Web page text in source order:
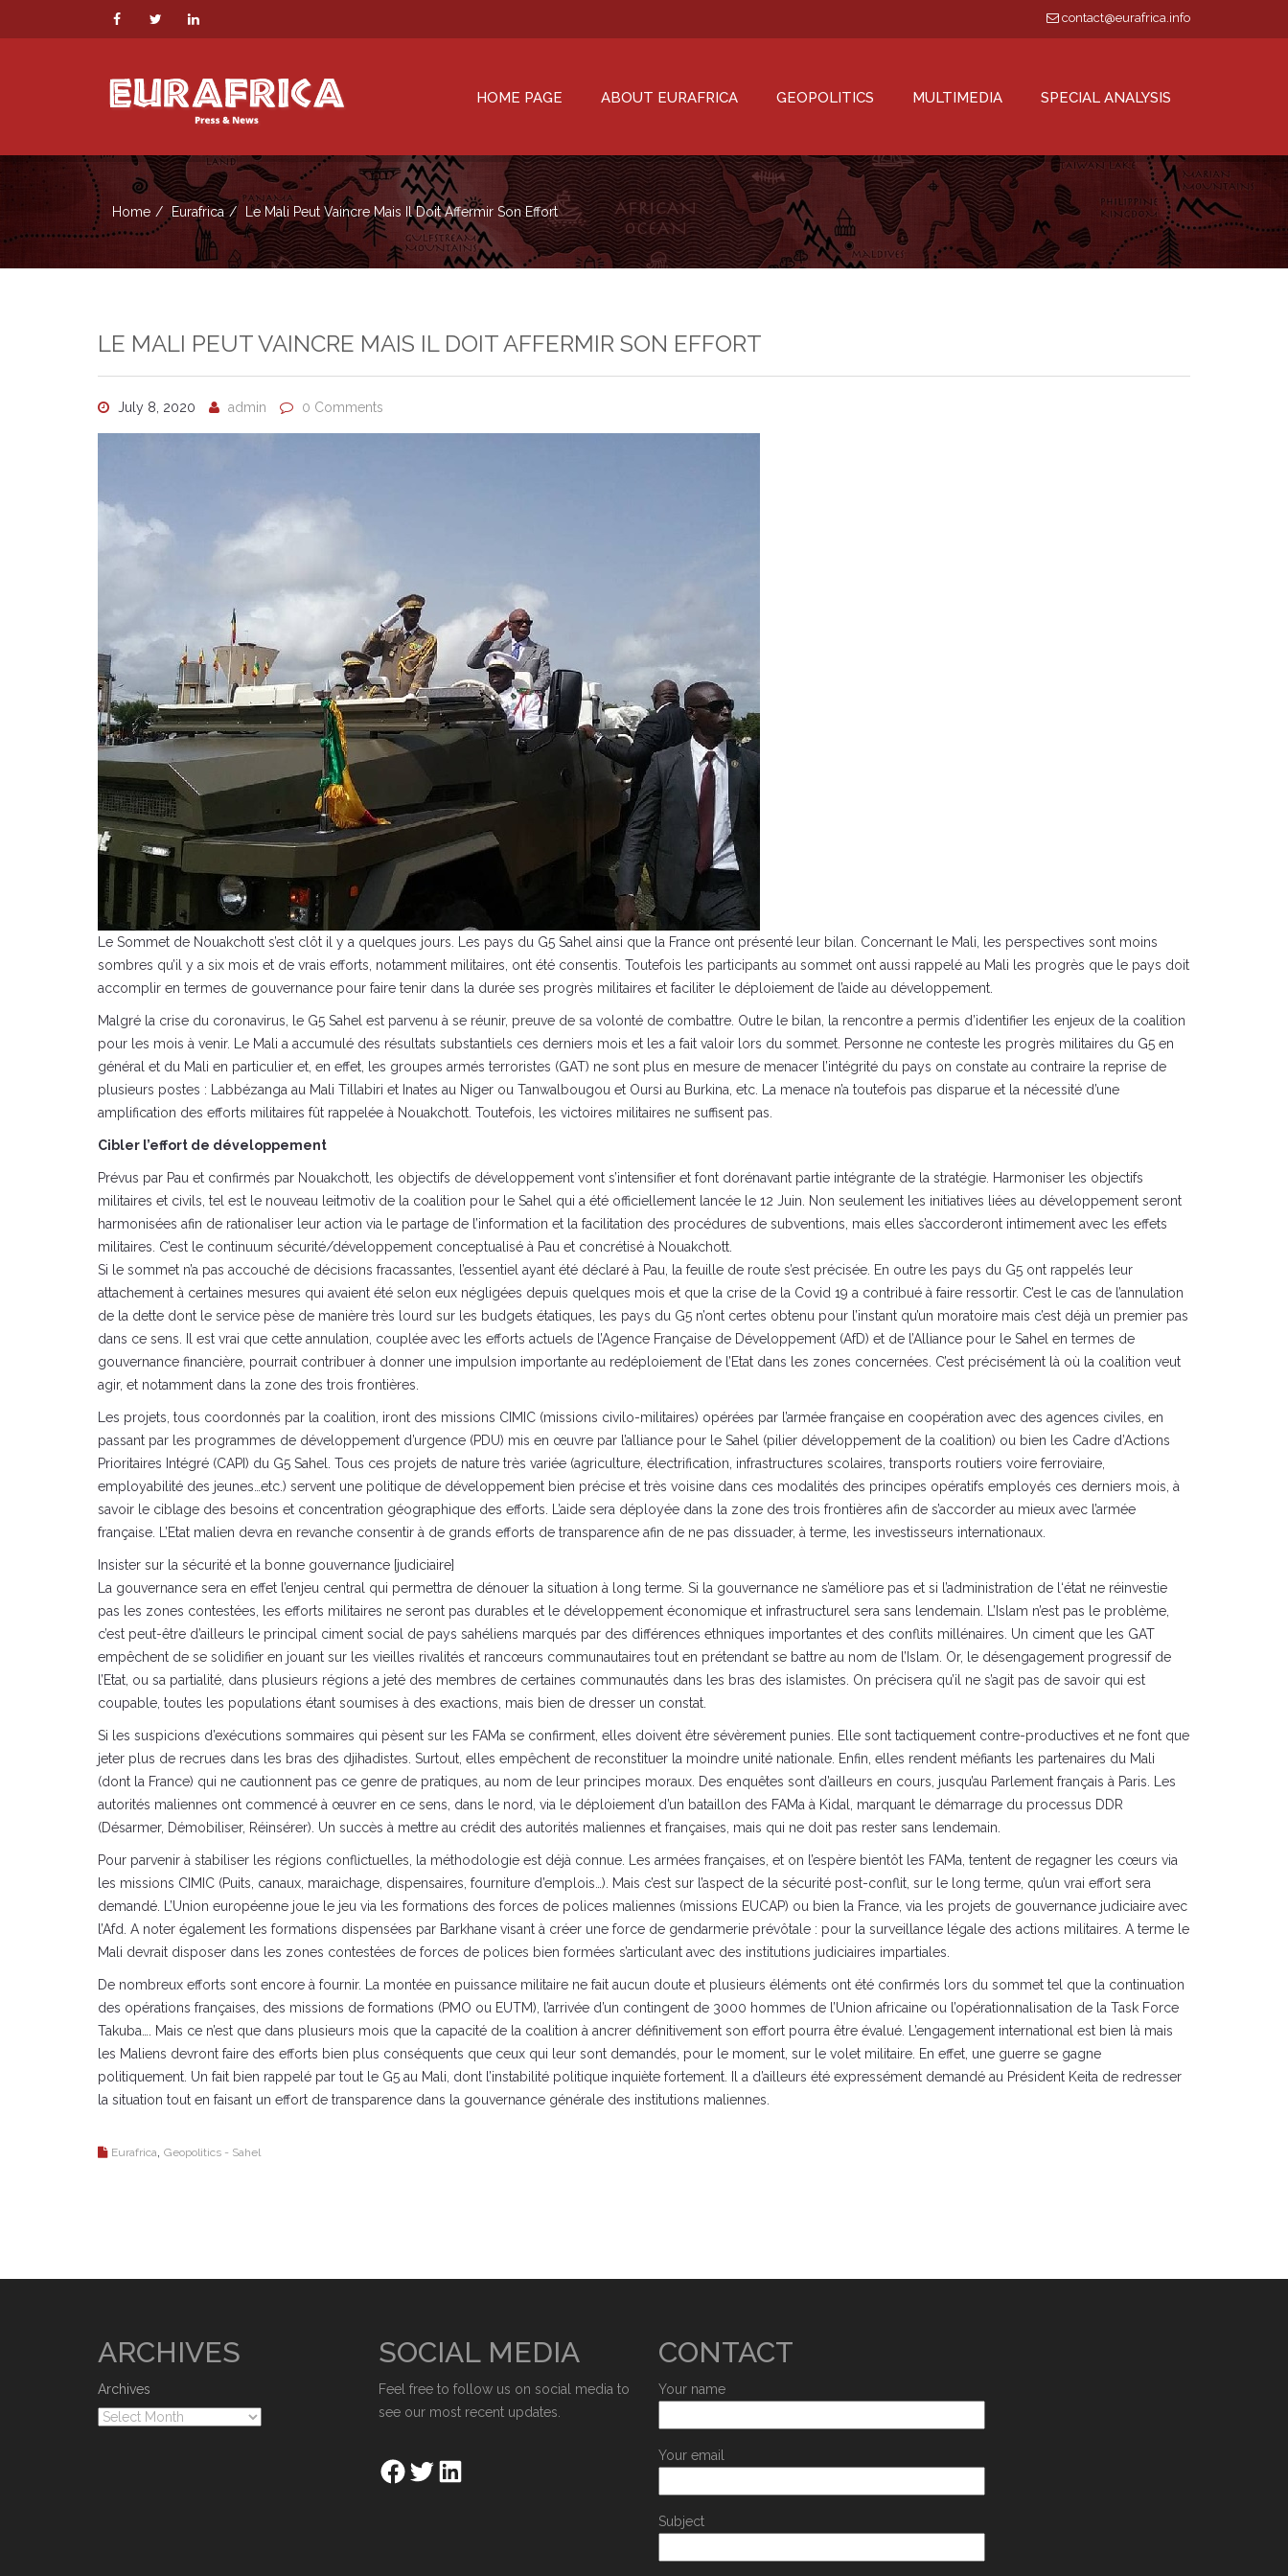
contact@eurafrica.info
HOME PAGE ABOUT EURAFRICA GEOPOLITICS MULTIMEDIA SPECIAL ANALYSIS
Home Eurafrica Le Mali Peut Vaincre Mais Il Doit Affermir Son Effort
LE MALI PEUT VAINCRE MAIS IL DOIT AFFERMIR SON EFFORT
July 8, 2020 admin 0 Comments
Le Sommet de Nouakchott s’est clôt il y a quelques jours. Les pays du G5 Sahel ainsi que la France ont présenté leur bilan. Concernant le Mali, les perspectives sont moins
sombres qu’il y a six mois et de vrais efforts, notamment militaires, ont été consentis. Toutefois les participants au sommet ont aussi rappelé au Mali les progrès que le pays doit
accomplir en termes de gouvernance pour faire tenir dans la durée ses progrès militaires et faciliter le déploiement de l’aide au développement.
Malgré la crise du coronavirus, le G5 Sahel est parvenu à se réunir, preuve de sa volonté de combattre. Outre le bilan, la rencontre a permis d’identifier les enjeux de la coalition
pour les mois à venir. Le Mali a accumulé des résultats substantiels ces derniers mois et les a fait valoir lors du sommet. Personne ne conteste les progrès militaires du G5 en
général et du Mali en particulier et, en effet, les groupes armés terroristes (GAT) ne sont plus en mesure de menacer l’intégrité du pays on constate au contraire la reprise de
plusieurs postes : Labbézanga au Mali Tillabiri et Inates au Niger ou Tanwalbougou et Oursi au Burkina, etc. La menace n’a toutefois pas disparue et la nécessité d’une
amplification des efforts militaires fût rappelée à Nouakchott. Toutefois, les victoires militaires ne suffisent pas.
Cibler l’effort de développement
Prévus par Pau et confirmés par Nouakchott, les objectifs de développement vont s’intensifier et font dorénavant partie intégrante de la stratégie. Harmoniser les objectifs
militaires et civils, tel est le nouveau leitmotiv de la coalition pour le Sahel qui a été officiellement lancée le 12 Juin. Non seulement les initiatives liées au développement seront
harmonisées afin de rationaliser leur action via le partage de l’information et la facilitation des procédures de subventions, mais elles s’accorderont intimement avec les effets
militaires. C’est le continuum sécurité/développement conceptualisé à Pau et concrétisé à Nouakchott.
Si le sommet n’a pas accouché de décisions fracassantes, l’essentiel ayant été déclaré à Pau, la feuille de route s’est précisée. En outre les pays du G5 ont rappelés leur
attachement à certaines mesures qui avaient été selon eux négligées depuis quelques mois et que la crise de la Covid 19 a contribué à faire ressortir. C’est le cas de l’annulation
de la dette dont le service pèse de manière très lourd sur les budgets étatiques, les pays du G5 n’ont certes obtenu pour l’instant qu’un moratoire mais c’est déjà un premier pas
dans ce sens. Il est vrai que cette annulation, couplée avec les efforts actuels de l’Agence Française de Développement (AfD) et de l’Alliance pour le Sahel en termes de
gouvernance financière, pourrait contribuer à donner une impulsion importante au redéploiement de l’Etat dans les zones concernées. C’est précisément là où la coalition veut
agir, et notamment dans la zone des trois frontières.
Les projets, tous coordonnés par la coalition, iront des missions CIMIC (missions civilo-militaires) opérées par l’armée française en coopération avec des agences civiles, en
passant par les programmes de développement d’urgence (PDU) mis en œuvre par l’alliance pour le Sahel (pilier développement de la coalition) ou bien les Cadre d’Actions
Prioritaires Intégré (CAPI) du G5 Sahel. Tous ces projets de nature très variée (agriculture, électrification, infrastructures scolaires, transports routiers voire ferroviaire,
employabilité des jeunes…etc.) servent une politique de développement bien précise et très voisine dans ces modalités des principes opératifs employés ces derniers mois, à
savoir le ciblage des besoins et concentration géographique des efforts. L’aide sera déployée dans la zone des trois frontières afin de s’accorder au mieux avec l’armée
française. L’Etat malien devra en revanche consentir à de grands efforts de transparence afin de ne pas dissuader, à terme, les investisseurs internationaux.
Insister sur la sécurité et la bonne gouvernance [judiciaire]
La gouvernance sera en effet l’enjeu central qui permettra de dénouer la situation à long terme. Si la gouvernance ne s’améliore pas et si l’administration de l‘état ne réinvestie
pas les zones contestées, les efforts militaires ne seront pas durables et le développement économique et infrastructurel sera sans lendemain. L’Islam n’est pas le problème,
c’est peut-être d’ailleurs le principal ciment social de pays sahéliens marqués par des différences ethniques importantes et des conflits millénaires. Un ciment que les GAT
empêchent de se solidifier en jouant sur les vieilles rivalités et rancœurs communautaires tout en prétendant se battre au nom de l’Islam. Or, le désengagement progressif de
l’Etat, ou sa partialité, dans plusieurs régions a jeté des membres de certaines communautés dans les bras des islamistes. On précisera qu’il ne s’agit pas de savoir qui est
coupable, toutes les populations étant soumises à des exactions, mais bien de dresser un constat.
Si les suspicions d’exécutions sommaires qui pèsent sur les FAMa se confirment, elles doivent être sévèrement punies. Elle sont tactiquement contre-productives et ne font que
jeter plus de recrues dans les bras des djihadistes. Surtout, elles empêchent de reconstituer la moindre unité nationale. Enfin, elles rendent méfiants les partenaires du Mali
(dont la France) qui ne cautionnent pas ce genre de pratiques, au nom de leur principes moraux. Des enquêtes sont d’ailleurs en cours, jusqu’au Parlement français à Paris. Les
autorités maliennes ont commencé à œuvrer en ce sens, dans le nord, via le déploiement d’un bataillon des FAMa à Kidal, marquant le démarrage du processus DDR
(Désarmer, Démobiliser, Réinsérer). Un succès à mettre au crédit des autorités maliennes et françaises, mais qui ne doit pas rester sans lendemain.
Pour parvenir à stabiliser les régions conflictuelles, la méthodologie est déjà connue. Les armées françaises, et on l’espère bientôt les FAMa, tentent de regagner les cœurs via
les missions CIMIC (Puits, canaux, maraichage, dispensaires, fourniture d’emplois…). Mais c’est sur l’aspect de la sécurité post-conflit, sur le long terme, qu’un vrai effort sera
demandé. L’Union européenne joue le jeu via les formations des forces de polices maliennes (missions EUCAP) ou bien la France, via les projets de gouvernance judiciaire avec
l’Afd. A noter également les formations dispensées par Barkhane visant à créer une force de gendarmerie prévôtale : pour la surveillance légale des actions militaires. A terme le
Mali devrait disposer dans les zones contestées de forces de polices bien formées s’articulant avec des institutions judiciaires impartiales.
De nombreux efforts sont encore à fournir. La montée en puissance militaire ne fait aucun doute et plusieurs éléments ont été confirmés lors du sommet tel que la continuation
des opérations françaises, des missions de formations (PMO ou EUTM), l’arrivée d’un contingent de 3000 hommes de l’Union africaine ou l’opérationnalisation de la Task Force
Takuba…. Mais ce n’est que dans plusieurs mois que la capacité de la coalition à ancrer définitivement son effort pourra être évalué. L’engagement international est bien là mais
les Maliens devront faire des efforts bien plus conséquents que ceux qui leur sont demandés, pour le moment, sur le volet militaire. En effet, une guerre se gagne
politiquement. Un fait bien rappelé par tout le G5 au Mali, dont l’instabilité politique inquiète fortement. Il a d’ailleurs été expressément demandé au Président Keita de redresser
la situation tout en faisant un effort de transparence dans la gouvernance générale des institutions maliennes.
Eurafrica Geopolitics - Sahel
ARCHIVES
Archives
SOCIAL MEDIA
Feel free to follow us on social media to
see our most recent updates.
CONTACT
Your name
Your email
Subject